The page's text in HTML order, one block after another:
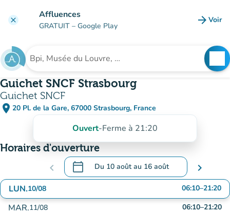
clear Affluences
GRATUIT – Google Play arrow_forward Voir
Rechercher un établissement
Guichet SNCF Strasbourg
Guichet SNCF
place 20 Pl. de la Gare, 67000 Strasbourg, France
(ouvrir dans Google Maps)
(nouvel onglet)
Ouvert-Ferme à 21:20
Horaires d'ouverture
chevron_left calendar_today Du 10 aoûtau 16 août
.Ouvrir le calendrier pour changer de
chevron_right
LUN.10/08 06:10–21:20
MAR.11/08 06:10–21:20